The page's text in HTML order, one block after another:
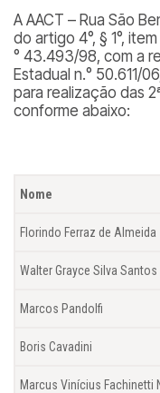
A AACT – Rua São
do artigo 4°, § 1°,
° 43.493/98, com a
Estadual n.° 50.611/
para realização das
conforme abaixo:
Nome
Florindo Ferraz de Almeida
Walter Grayce Silva Santos
Marcos Pandolfi
Boris Cavadini
Marcus Vinícius Fachinetti